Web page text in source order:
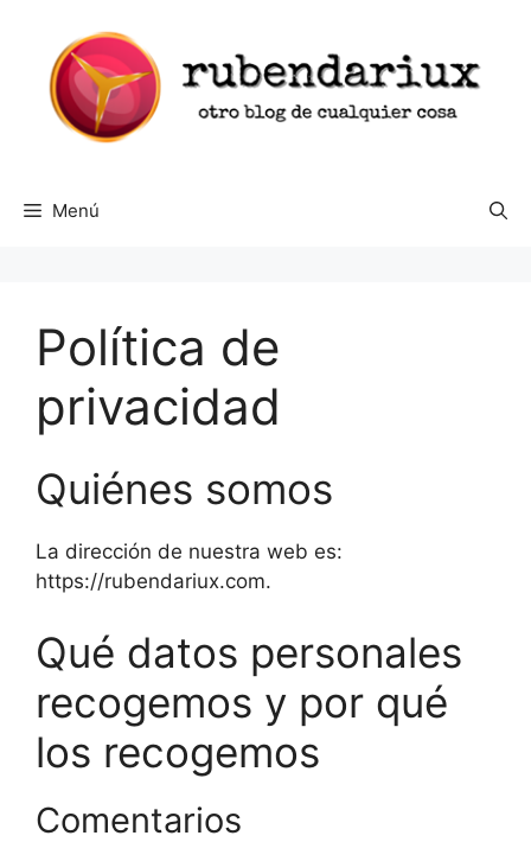
contenido
Menú
Política de
privacidad
Quiénes somos
La dirección de nuestra web es:
https://rubendariux.com.
Qué datos personales
recogemos y por qué
los recogemos
Comentarios